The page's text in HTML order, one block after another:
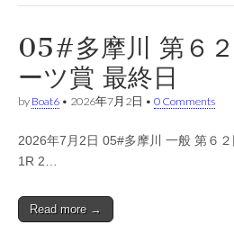
05#多摩川 第６
ーツ賞 最終日
by Boat6 • 2026年7月2日 • 0 Comments
2026年7月2日 05#多摩川 一般 第６
1R 2…
Read more →